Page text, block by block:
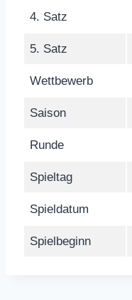
4. Satz
5. Satz
Wettbewerb
Saison
Runde
Spieltag
Spieldatum
Spielbeginn